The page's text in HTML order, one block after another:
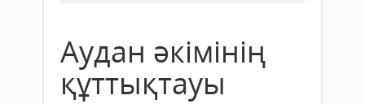
Аудан әкімінің
құттықтауы